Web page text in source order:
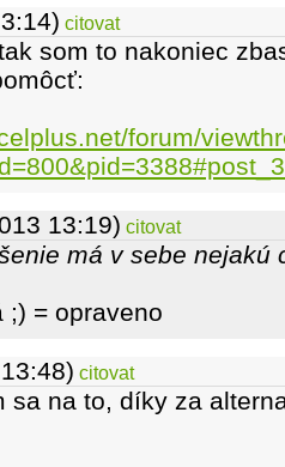
citovat
som to nakoniec
forum/
13:19) citovat
má v sebe nejakú
;) = opraveno
citovat
sa na to, díky za